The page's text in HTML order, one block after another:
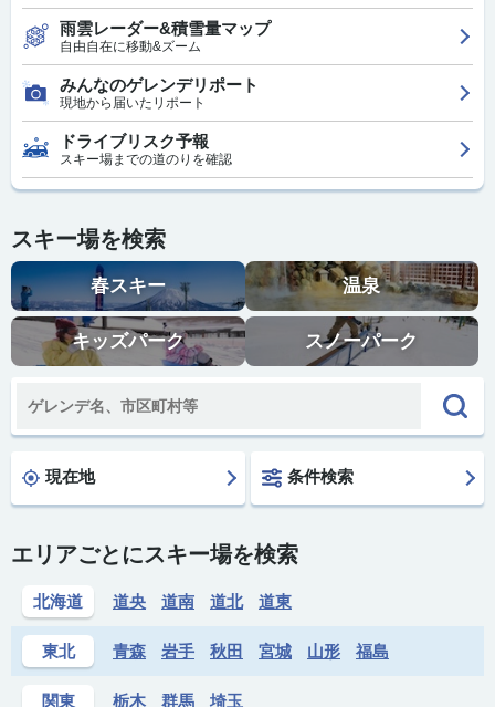
雨雲レーダー&積雪量マップ
自由自在に移動&ズーム
みんなのゲレンデリポート
現地から届いたリポート
ドライブリスク予報
スキー場までの道のりを確認
スキー場を検索
春スキー 温泉
キッズパーク スノーパーク
現在地 条件検索
エリアごとにスキー場を検索
北海道 道央 道南 道北 道東
東北 青森 岩手 秋田 宮城 山形 福島
関東 栃木 群馬 埼玉